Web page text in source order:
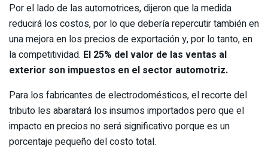
Por el lado de las automotrices, dijeron que la medida
reducirá los costos, por lo que debería repercutir también en
una mejora en los precios de exportación y, por lo tanto, en
la competitividad. El 25% del valor de las ventas al
exterior son impuestos en el sector automotriz.
Para los fabricantes de electrodomésticos, el recorte del
tributo les abaratará los insumos importados pero que el
impacto en precios no será significativo porque es un
porcentaje pequeño del costo total.